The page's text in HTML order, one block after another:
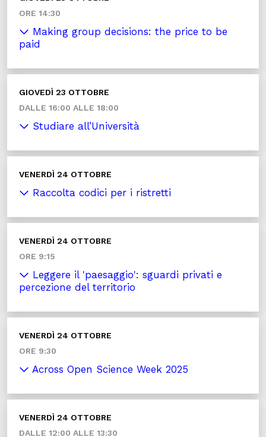
ORE 14:30
Making group decisions: the price to be
paid
GIOVEDÌ 23 OTTOBRE
DALLE 16:00 ALLE 18:00
Studiare all’Università
VENERDÌ 24 OTTOBRE
Raccolta codici per i ristretti
VENERDÌ 24 OTTOBRE
ORE 9:15
Leggere il 'paesaggio': sguardi privati e
percezione del territorio
VENERDÌ 24 OTTOBRE
ORE 9:30
Across Open Science Week 2025
VENERDÌ 24 OTTOBRE
DALLE 12:00 ALLE 13:30